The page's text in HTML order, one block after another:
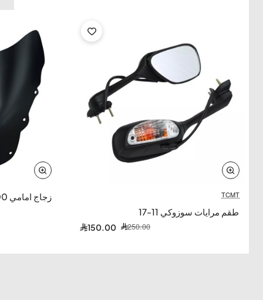
-40%
TCMT
طقم مرايات سوزوكي 11-17
150.00 250.00
-79%
زجاج امامي CBR 1100موديل (2002)